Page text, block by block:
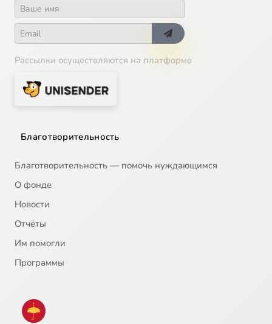
Рассылки осуществляются на платформе
Благотворительность
Благотворительность — помочь нуждающимся
О фонде
Новости
Отчёты
Им помогли
Программы